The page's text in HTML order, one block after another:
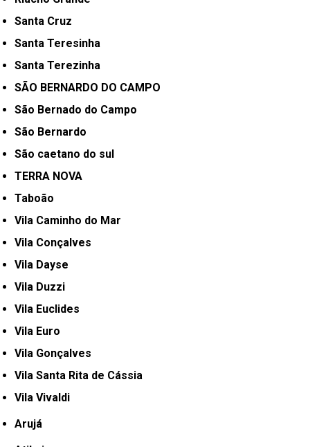
Santa Cruz
Santa Teresinha
Santa Terezinha
SÃO BERNARDO DO CAMPO
São Bernado do Campo
São Bernardo
São caetano do sul
TERRA NOVA
Taboão
Vila Caminho do Mar
Vila Conçalves
Vila Dayse
Vila Duzzi
Vila Euclides
Vila Euro
Vila Gonçalves
Vila Santa Rita de Cássia
Vila Vivaldi
Arujá